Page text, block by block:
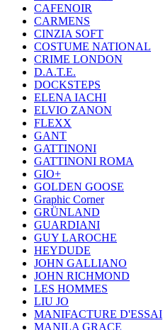
CAFENOIR
CARMENS
CINZIA SOFT
COSTUME NATIONAL
CRIME LONDON
D.A.T.E.
DOCKSTEPS
ELENA IACHI
ELVIO ZANON
FLEXX
GANT
GATTINONI
GATTINONI ROMA
GIO+
GOLDEN GOOSE
Graphic Corner
GRÜNLAND
GUARDIANI
GUY LAROCHE
HEYDUDE
JOHN GALLIANO
JOHN RICHMOND
LES HOMMES
LIU JO
MANIFACTURE D'ESSAI
MANILA GRACE